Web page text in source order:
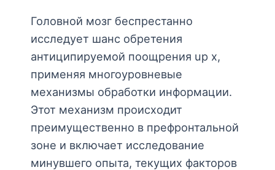
Головной мозг беспрестанно
исследует шанс обретения
антиципируемой поощрения up x,
применяя многоуровневые
механизмы обработки информации.
Этот механизм происходит
преимущественно в префронтальной
зоне и включает исследование
минувшего опыта, текущих факторов